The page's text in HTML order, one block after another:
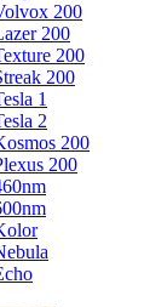
200
200
200
200
1
2
200
200